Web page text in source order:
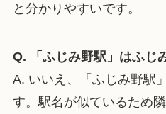
と分かりやすいです。
Q. 「ふじみ野駅」はふじ
A. いいえ、「ふじみ野駅
す。駅名が似ているため